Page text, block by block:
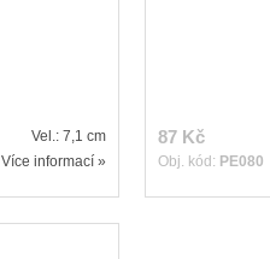
Vel.: 7,1 cm
Více informací »
87 Kč
Obj. kód: PE080